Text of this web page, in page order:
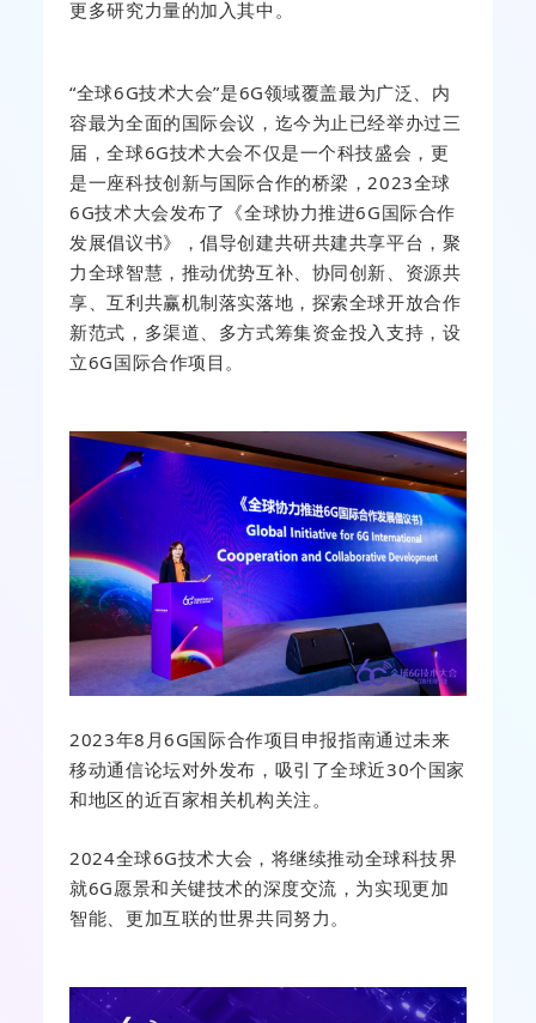
更多研究力量的加入其中。
“全球6G技术大会”是6G领域覆盖最为广泛、内
容最为全面的国际会议，迄今为止已经举办过三
届，全球6G技术大会不仅是一个科技盛会，更
是一座科技创新与国际合作的桥梁，2023全球
6G技术大会发布了《全球协力推进6G国际合作
发展倡议书》，倡导创建共研共建共享平台，聚
力全球智慧，推动优势互补、协同创新、资源共
享、互利共赢机制落实落地，探索全球开放合作
新范式，多渠道、多方式筹集资金投入支持，设
立6G国际合作项目。
2023年8月6G国际合作项目申报指南通过未来
移动通信论坛对外发布，吸引了全球近30个国家
和地区的近百家相关机构关注。
2024全球6G技术大会，将继续推动全球科技界
就6G愿景和关键技术的深度交流，为实现更加
智能、更加互联的世界共同努力。